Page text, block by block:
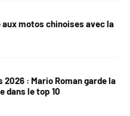
aux motos chinoises avec la
2026 : Mario Roman garde la
dans le top 10